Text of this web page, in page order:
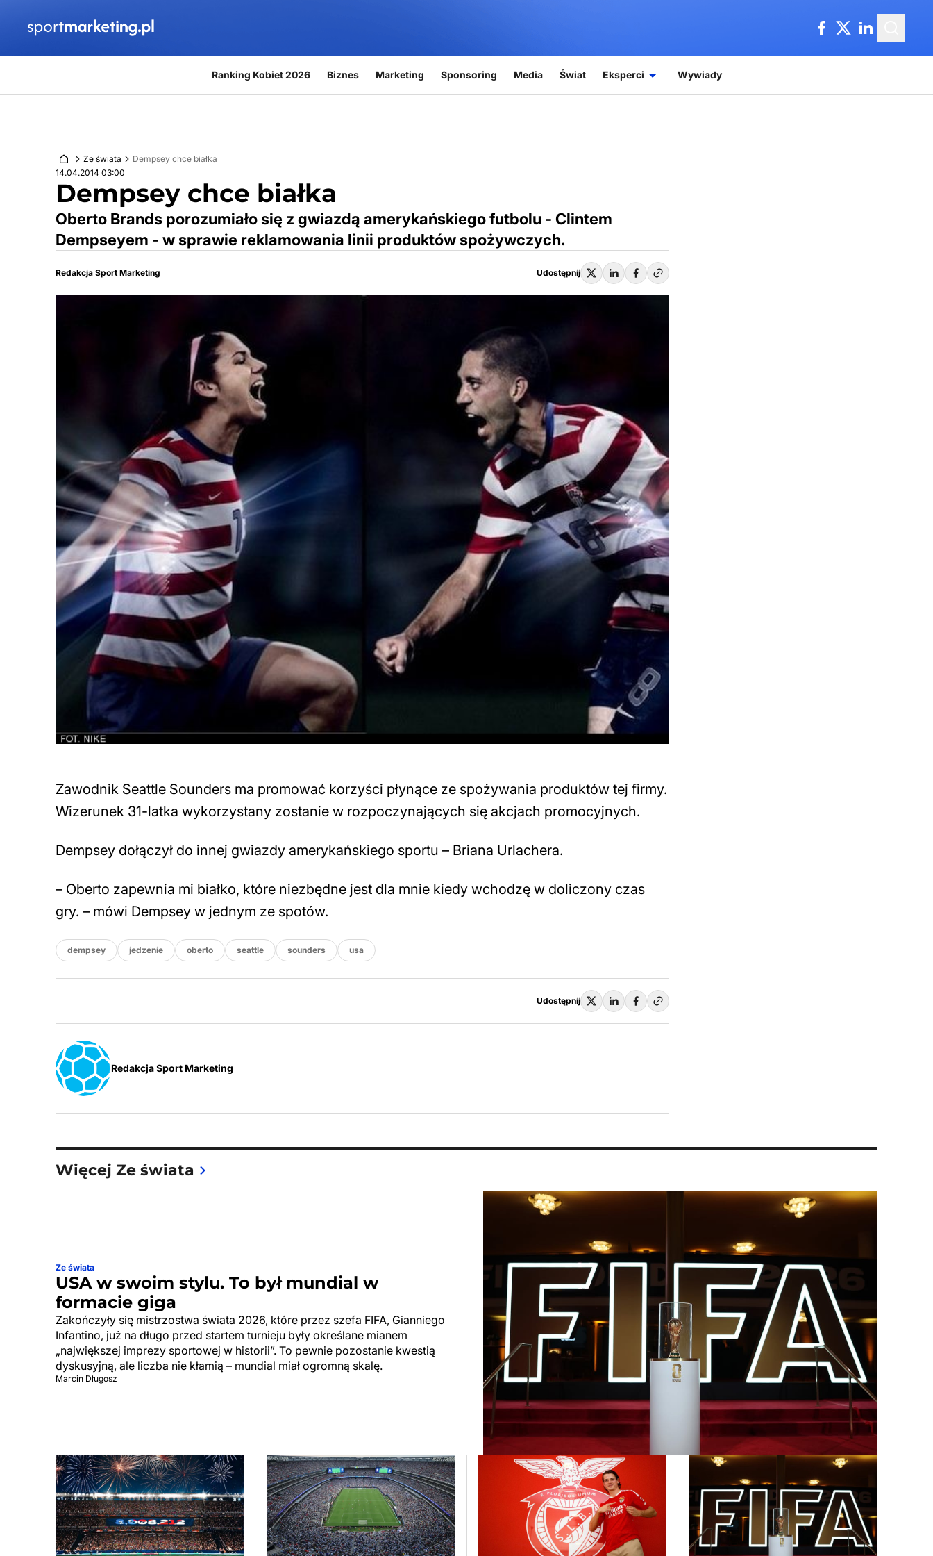
Ranking Kobiet 2026 Biznes Marketing Sponsoring Media Świat Eksperci Wywiady
Ze świata
Dempsey chce białka
14.04.2014 03:00
Dempsey chce białka
Oberto Brands porozumiało się z gwiazdą amerykańskiego futbolu - Clintem
Dempseyem - w sprawie reklamowania linii produktów spożywczych.
Redakcja Sport Marketing Udostępnij
Zawodnik Seattle Sounders ma promować korzyści płynące ze spożywania produktów tej firmy.
Wizerunek 31-latka wykorzystany zostanie w rozpoczynających się akcjach promocyjnych.
Dempsey dołączył do innej gwiazdy amerykańskiego sportu – Briana Urlachera.
– Oberto zapewnia mi białko, które niezbędne jest dla mnie kiedy wchodzę w doliczony czas
gry. – mówi Dempsey w jednym ze spotów.
dempsey jedzenie oberto seattle sounders usa
Udostępnij
Redakcja Sport Marketing
Więcej Ze świata
Ze świata
USA w swoim stylu. To był mundial w
formacie giga
Zakończyły się mistrzostwa świata 2026, które przez szefa FIFA, Gianniego
Infantino, już na długo przed startem turnieju były określane mianem
„największej imprezy sportowej w historii”. To pewnie pozostanie kwestią
dyskusyjną, ale liczba nie kłamią – mundial miał ogromną skalę.
Marcin Długosz